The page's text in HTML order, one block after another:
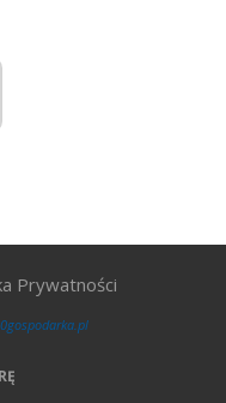
Prywatności